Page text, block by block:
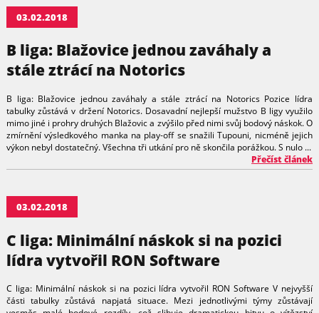
03.02.2018
B liga: Blažovice jednou zaváhaly a
stále ztrácí na Notorics
B liga: Blažovice jednou zaváhaly a stále ztrácí na Notorics Pozice lídra
tabulky zůstává v držení Notorics. Dosavadní nejlepší mužstvo B ligy využilo
mimo jiné i prohry druhých Blažovic a zvýšilo před nimi svůj bodový náskok. O
zmírnění výsledkového manka na play-off se snažili Tupouni, nicméně jejich
výkon nebyl dostatečný. Všechna tři utkání pro ně skončila porážkou. S nulo ...
Přečíst článek
03.02.2018
C liga: Minimální náskok si na pozici
lídra vytvořil RON Software
C liga: Minimální náskok si na pozici lídra vytvořil RON Software V nejvyšší
části tabulky zůstává napjatá situace. Mezi jednotlivými týmy zůstávají